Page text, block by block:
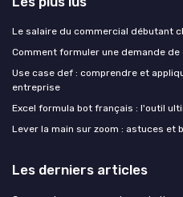
Le salaire du commercial débutant
Comment formuler une demande
Use case def : comprendre et
entreprise
Excel formula bot français : l'outil
Lever la main sur zoom : astuces et
Les derniers articles